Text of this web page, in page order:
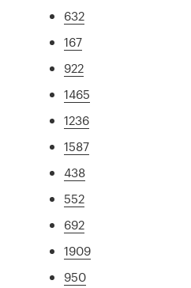
632
167
922
1465
1236
1587
438
552
692
1909
950